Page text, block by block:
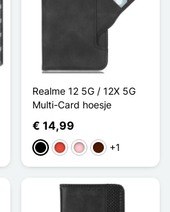
Realme 12 5G / 12X 5G
Multi-Card hoesje
€ 14,99
ZwartRoodRozeDonkerbruin
+1